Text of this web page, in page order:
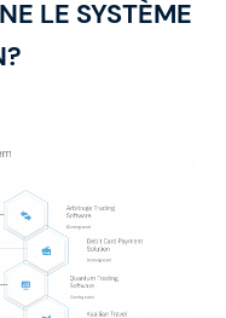
LE SYSTÈME